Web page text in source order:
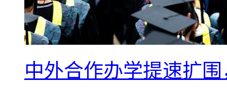
中外合作办学提速扩